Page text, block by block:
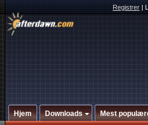
Registrer|
Hjem Downloads Mest